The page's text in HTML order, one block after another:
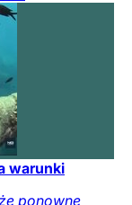
warunki
ponowne